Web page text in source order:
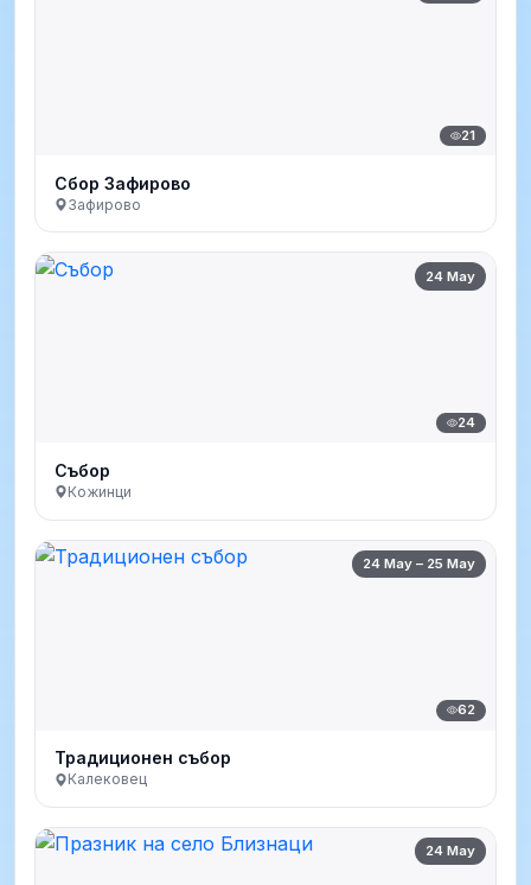
21
Сбор Зафирово
Зафирово
24 May
24
Събор
Кожинци
24 May – 25 May
62
Традиционен събор
Калековец
24 May